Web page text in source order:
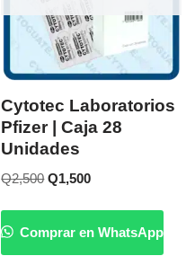
Cytotec Laboratorios
Pfizer | Caja 28
Unidades
Q2,500 Q1,500
Comprar en WhatsApp